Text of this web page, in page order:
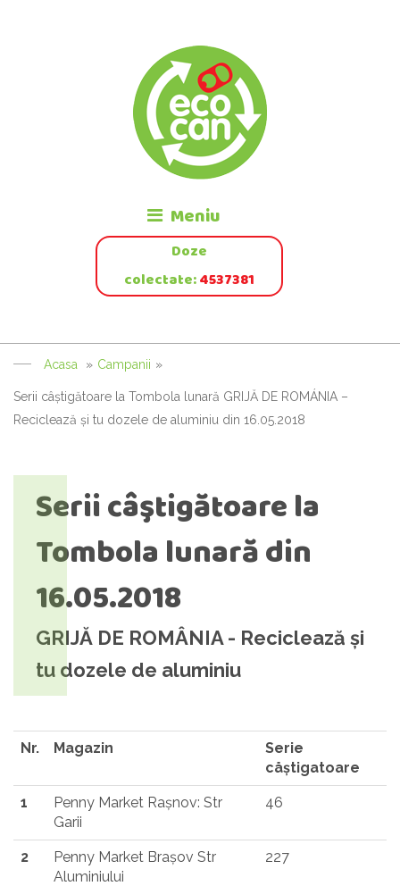
Meniu
Doze
colectate:4537381
Acasa » Campanii »
Serii câştigătoare la Tombola lunară GRIJĂ DE ROMÁNIA –
Reciclează și tu dozele de aluminiu din 16.05.2018
Serii câştigătoare la
Tombola lunară din
16.05.2018
GRIJĂ DE ROMÂNIA - Reciclează și
tu dozele de aluminiu
Nr. Magazin
Serie
cåștigatoare
1
Penny Market Rașnov: Str
Garii
46
2
Penny Market Brașov Str
Aluminiului
227